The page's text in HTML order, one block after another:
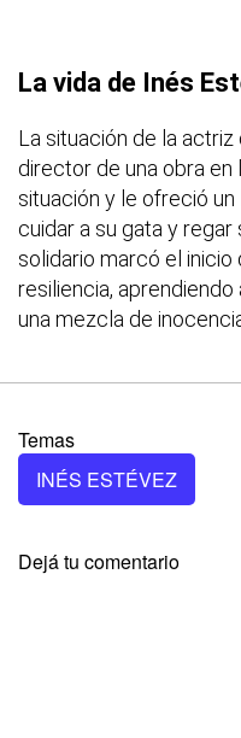
La vida de Inés
La situación de la
director de una obra en
situación y le ofreció
cuidar a su gata y
solidario marcó el
resiliencia,
una mezcla de
Temas
INÉS ESTÉVEZ
Dejá tu comentario